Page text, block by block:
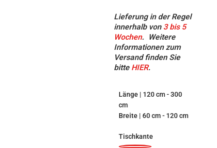
Lieferung in der Regel
innerhalb von 3 bis 5
Wochen.
Weitere
Informationen zum
Versand finden Sie
bitte HIER.
Länge | 120 cm - 300
cm
Breite | 60 cm - 120 cm
Tischkante